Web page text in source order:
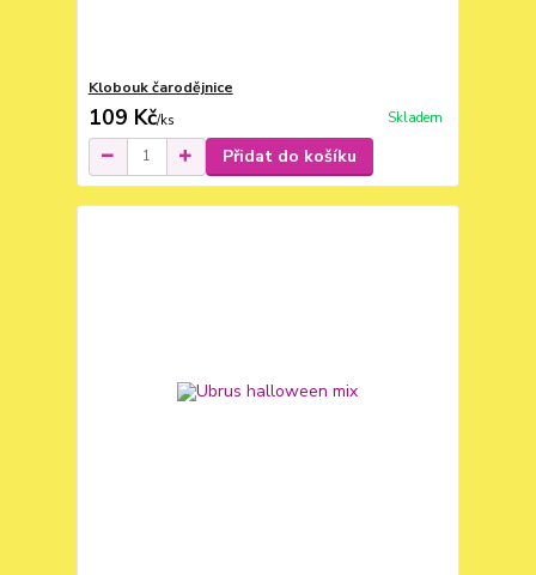
Klobouk čarodějnice
109 Kč/ks Skladem
Přidat do košíku